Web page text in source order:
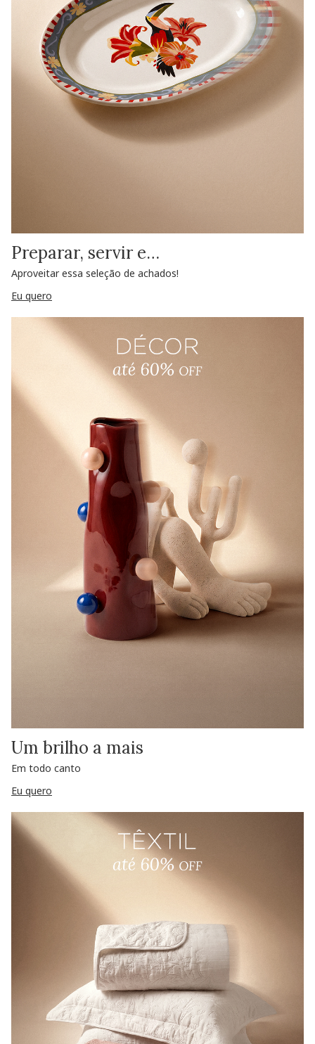
Preparar, servir e…
Aproveitar essa seleção de achados!
Eu quero
Um brilho a mais
Em todo canto
Eu quero